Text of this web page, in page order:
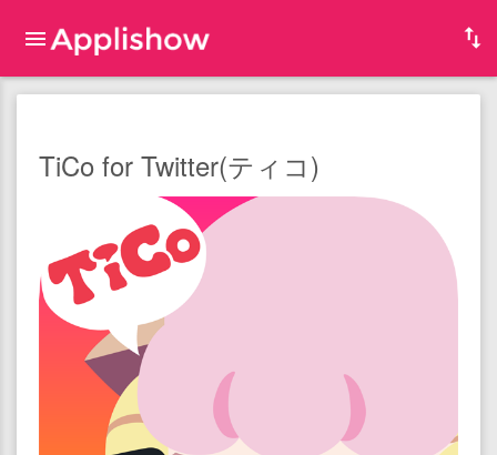
TiCo for Twitter(ティコ)